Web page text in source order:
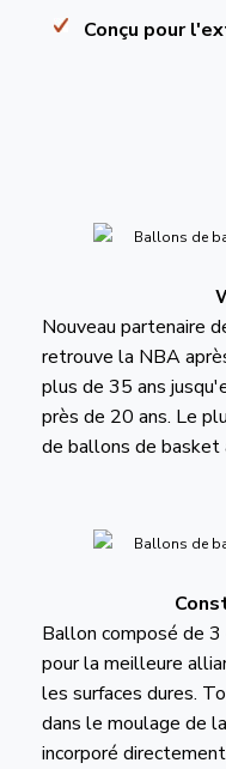
Conçu pour
Nouveau partenaire
retrouve la NBA
plus de 35 ans
près de 20 ans. Le
de ballons de basket
Ballon composé de 3
pour la meilleure
les surfaces dures.
dans le moulage de
incorporé